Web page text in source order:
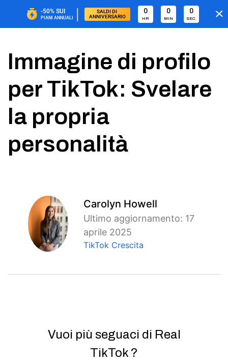
-50% SUI
PIANI ANNUALI |
SALDI DI
ANNIVERSARIO
0
HR
0
MIN
0
SEC.
Immagine di profilo
per TikTok: Svelare
la propria
personalità
Carolyn Howell
Ultimo aggiornamento: 17
aprile 2025
TikTok Crescita
Vuoi più seguaci di Real
TikTok ?